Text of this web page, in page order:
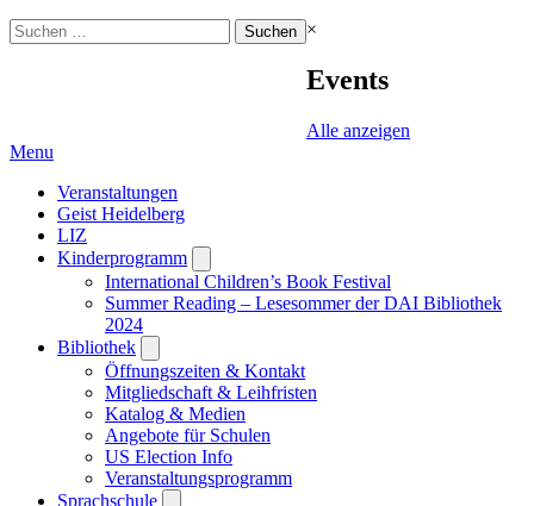
Suchen
nach:
×
Events
Alle anzeigen
Menu
Veranstaltungen
Geist Heidelberg
LIZ
Kinderprogramm
submenu
International Children’s Book Festival
Summer Reading – Lesesommer der DAI Bibliothek
2024
Bibliothek
submenu
Öffnungszeiten & Kontakt
Mitgliedschaft & Leihfristen
Katalog & Medien
Angebote für Schulen
US Election Info
Veranstaltungsprogramm
Sprachschule